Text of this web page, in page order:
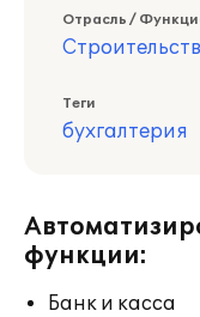
Отрасль /
Теги
бухгалтерия
функции:
Банк и касса